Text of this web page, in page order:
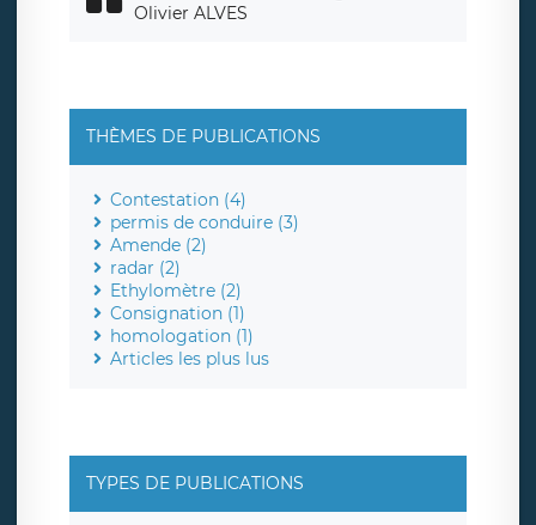
Olivier ALVES
THÈMES DE PUBLICATIONS
Contestation (4)
permis de conduire (3)
Amende (2)
radar (2)
Ethylomètre (2)
Consignation (1)
homologation (1)
Articles les plus lus
TYPES DE PUBLICATIONS